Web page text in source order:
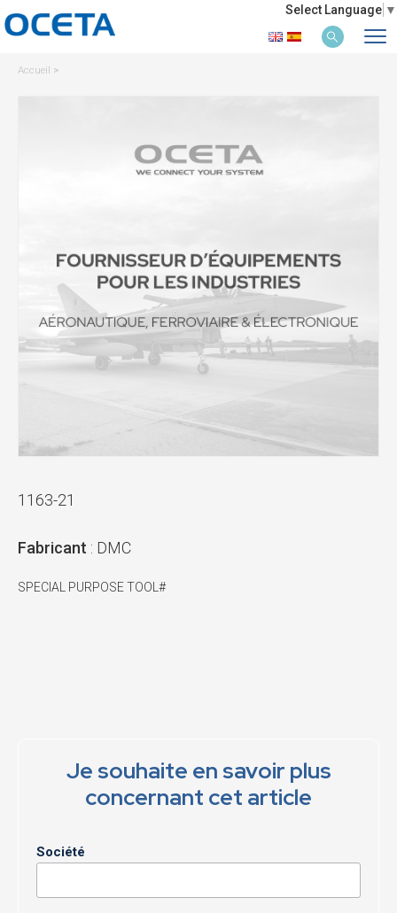
Select Language ▼
Accueil >
1163-21
Fabricant : DMC
SPECIAL PURPOSE TOOL#
Je souhaite en savoir plus
concernant cet article
Société